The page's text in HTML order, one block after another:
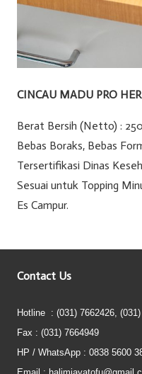
CINCAU MADU PRO
Berat Bersih (Netto) :
Bebas Boraks, Bebas
Tersertifikasi Dinas
Sesuai untuk Topping
Es Campur.
Contact Us
Hotline : (031) 7662426,
Fax : (031) 7664949
HP / WhatsApp : 0838 5600